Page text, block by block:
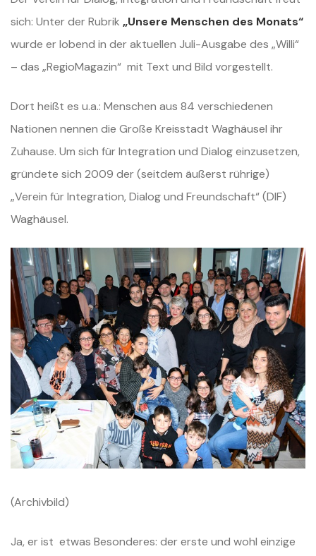
sich: Unter der Rubrik „Unsere Menschen des Monats“
wurde er lobend in der aktuellen Juli-Ausgabe des „Willi“
– das „RegioMagazin“ mit Text und Bild vorgestellt.
Dort heißt es u.a.: Menschen aus 84 verschiedenen
Nationen nennen die Große Kreisstadt Waghäusel ihr
Zuhause. Um sich für Integration und Dialog einzusetzen,
gründete sich 2009 der (seitdem äußerst rührige)
„Verein für Integration, Dialog und Freundschaft“ (DIF)
Waghäusel.
(Archivbild)
Ja, er ist etwas Besonderes: der erste und wohl einzige